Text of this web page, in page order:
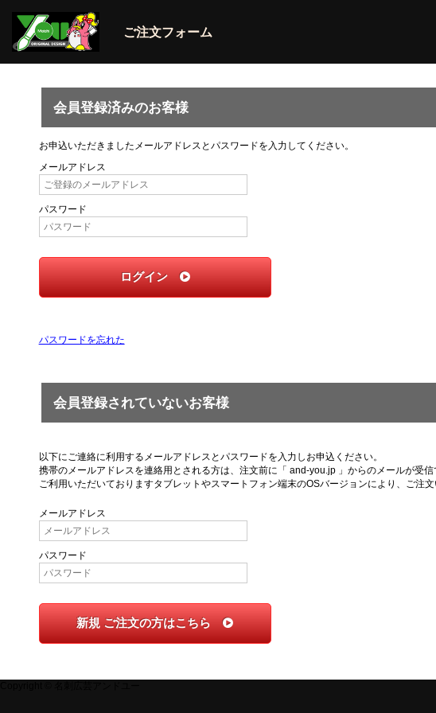
ご注文フォーム
会員登録済みのお客様
お申込いただきましたメールアドレスとパスワードを入力してください。
メールアドレス
パスワード
ログイン
パスワードを忘れた
会員登録されていないお客様
以下にご連絡に利用するメールアドレスとパスワードを入力しお申込ください。
携帯のメールアドレスを連絡用とされる方は、注文前に「 and-you.jp 」からのメールが受信
ご利用いただいておりますタブレットやスマートフォン端末のOSバージョンにより、ご注文
メールアドレス
パスワード
新規 ご注文の方はこちら